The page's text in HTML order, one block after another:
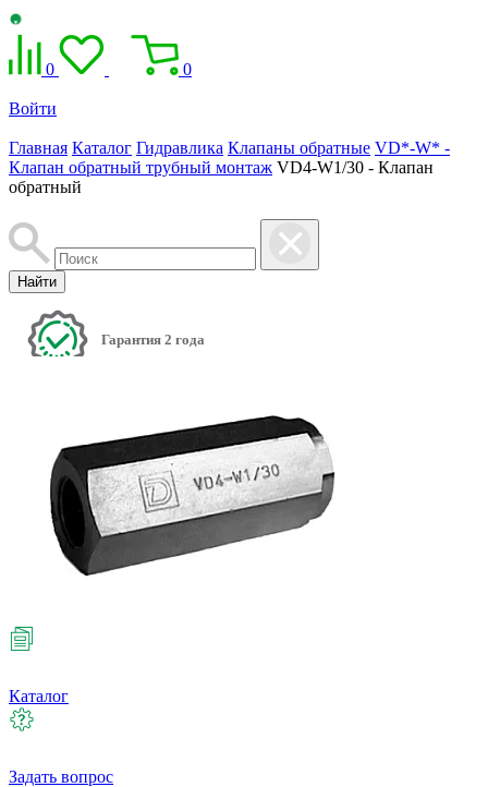
0 0
Войти
Главная Каталог Гидравлика Клапаны обратные VD*-W* -
Клапан обратный трубный монтаж VD4-W1/30 - Клапан
обратный
Найти
Гарантия 2 года
Каталог
Задать вопрос